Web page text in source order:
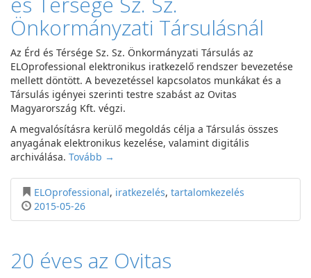
Önkormányzati Társulásnál
Az Érd és Térsége Sz. Sz. Önkormányzati Társulás az
ELOprofessional elektronikus iratkezelő rendszer bevezetése
mellett döntött. A bevezetéssel kapcsolatos munkákat és a
Társulás igényei szerinti testre szabást az Ovitas
Magyarország Kft. végzi.
A megvalósításra kerülő megoldás célja a Társulás összes
anyagának elektronikus kezelése, valamint digitális
archiválása. Tovább →
ELOprofessional, iratkezelés, tartalomkezelés
2015-05-26
20 éves az Ovitas